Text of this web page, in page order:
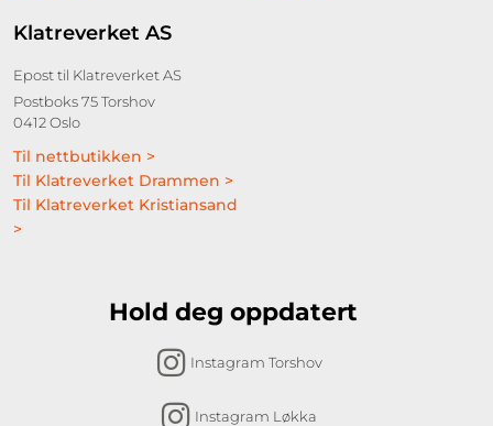
Klatreverket AS
Epost til Klatreverket AS
Postboks 75 Torshov
0412 Oslo
Til nettbutikken >
Til Klatreverket Drammen >
Til Klatreverket Kristiansand
>
Hold deg oppdatert
Instagram Torshov
Instagram Løkka